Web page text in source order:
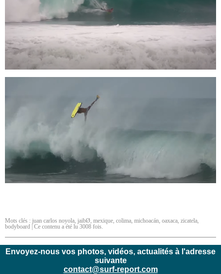
Mots clés : juan carlos noyola jaibØ mexique colima michoacán oaxaca zicatela
bodyboard | Ce contenu a été lu 3008 fois.
Envoyez-nous vos photos, vidéos, actualités à l'adresse
suivante
contact@surf-report.com